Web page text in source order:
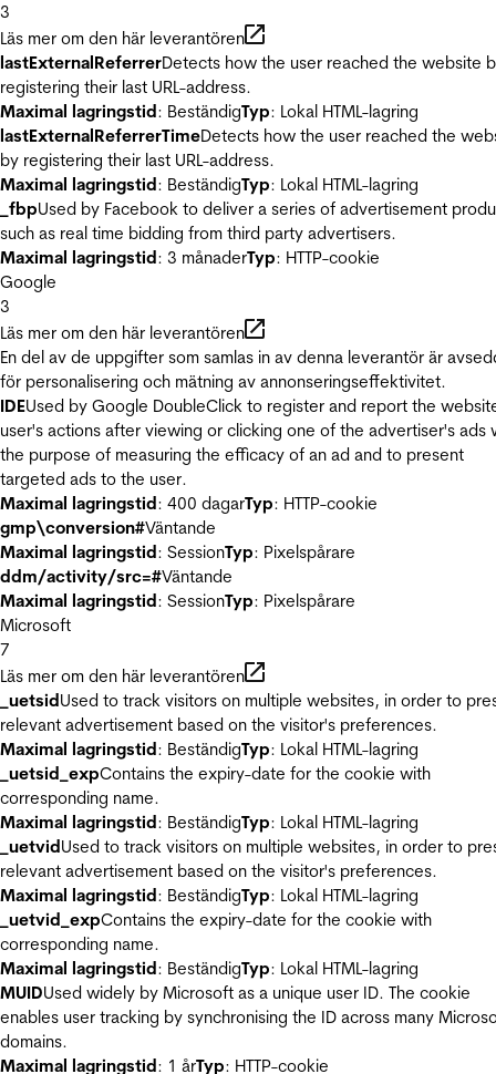
3
Läs mer om den här leverantören
lastExternalReferrerDetects how the user reached the website
registering their last URL-address.
Maximal lagringstid: BeständigTyp: Lokal HTML-lagring
lastExternalReferrerTimeDetects how the user reached the
by registering their last URL-address.
Maximal lagringstid: BeständigTyp: Lokal HTML-lagring
_fbpUsed by Facebook to deliver a series of advertisement
such as real time bidding from third party advertisers.
Maximal lagringstid: 3 månaderTyp: HTTP-cookie
Google
3
Läs mer om den här leverantören
En del av de uppgifter som samlas in av denna leverantör är
för personalisering och mätning av annonseringseffektivitet.
IDEUsed by Google DoubleClick to register and report the
user's actions after viewing or clicking one of the advertiser's ads
the purpose of measuring the efficacy of an ad and to present
targeted ads to the user.
Maximal lagringstid: 400 dagarTyp: HTTP-cookie
gmp\conversion#Väntande
Maximal lagringstid: SessionTyp: Pixelspårare
ddm/activity/src=#Väntande
Maximal lagringstid: SessionTyp: Pixelspårare
Microsoft
7
Läs mer om den här leverantören
_uetsidUsed to track visitors on multiple websites, in order to
relevant advertisement based on the visitor's preferences.
Maximal lagringstid: BeständigTyp: Lokal HTML-lagring
_uetsid_expContains the expiry-date for the cookie with
corresponding name.
Maximal lagringstid: BeständigTyp: Lokal HTML-lagring
_uetvidUsed to track visitors on multiple websites, in order to
relevant advertisement based on the visitor's preferences.
Maximal lagringstid: BeständigTyp: Lokal HTML-lagring
_uetvid_expContains the expiry-date for the cookie with
corresponding name.
Maximal lagringstid: BeständigTyp: Lokal HTML-lagring
MUIDUsed widely by Microsoft as a unique user ID. The cookie
enables user tracking by synchronising the ID across many
domains.
Maximal lagringstid: 1 årTyp: HTTP-cookie